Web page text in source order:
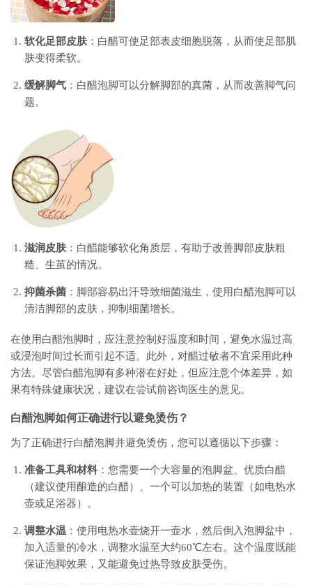
软化足部皮肤 ：白醋可使足部表皮细胞脱落，从而使足部肌
肤变得柔软。
缓解脚气 ：白醋泡脚可以分解脚部的真菌，从而改善脚气问
题。
滋润皮肤 ：白醋能够软化角质层，有助于改善脚部皮肤粗
糙、生茧的情况。
抑菌杀菌 ：脚部容易出汗导致细菌滋生，使用白醋泡脚可以
清洁脚部的皮肤，抑制细菌增长。
在使用白醋泡脚时，应注意控制好温度和时间，避免水温过高
或浸泡时间过长而引起不适。此外，对醋过敏者不宜采用此种
方法。尽管白醋泡脚有多种潜在好处，但应注意个体差异，如
果有特殊健康状况，建议在尝试前咨询医生的意见。
白醋泡脚如何正确进行以避免烫伤？
为了正确进行白醋泡脚并避免烫伤，您可以遵循以下步骤：
准备工具和材料 ：您需要一个大容量的泡脚盆、优质白醋
（建议使用酿造的白醋）、一个可以加热的装置（如电热水
壶或足浴器）。
调整水温 ：使用电热水壶烧开一壶水，然后倒入泡脚盆中，
加入适量的冷水，调整水温至大约60℃左右。这个温度既能
保证泡脚效果，又能避免过热导致皮肤受伤。